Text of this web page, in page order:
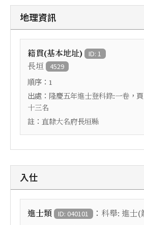
地理資訊
籍貫(基本地址) ID: 1
長垣 4529
順序： 1
出處： 隆慶五年進士登科錄:一卷 ，頁
十三名
註： 直隸大名府長垣縣
入仕
進士類 ID: 040101 ： 科舉: 進士(